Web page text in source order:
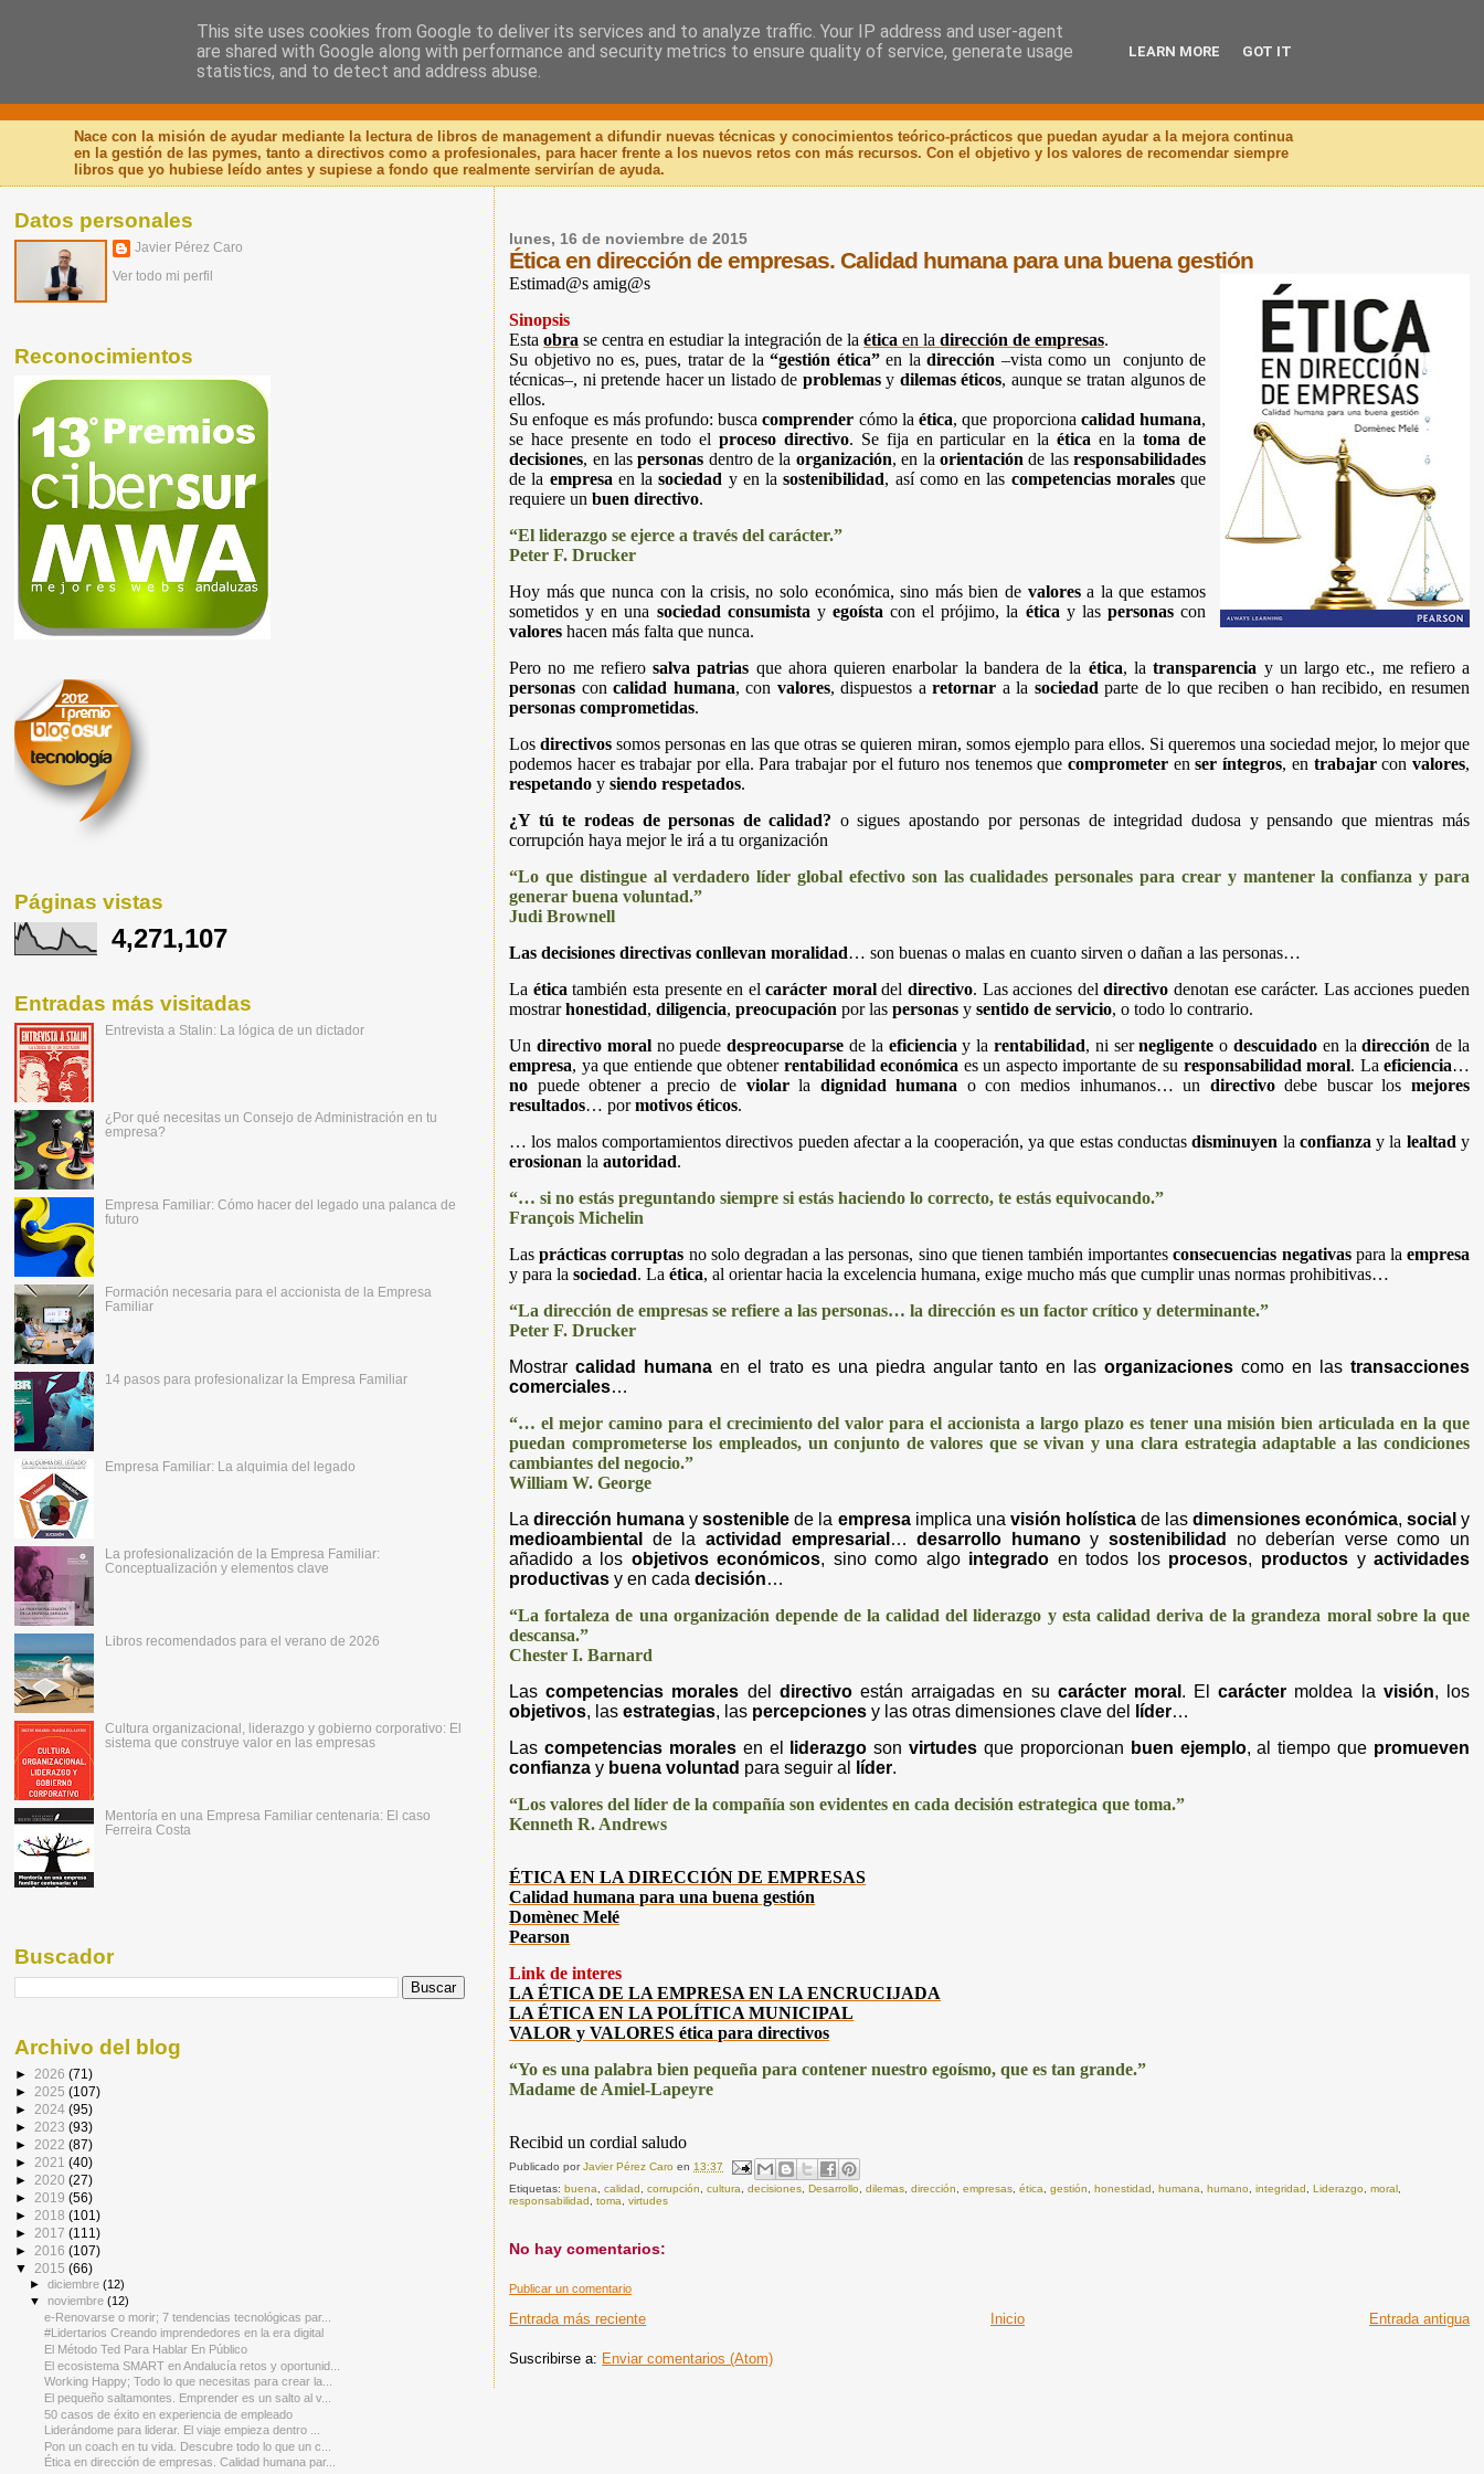
Nuevo Viernes - Nuevo Libro
Nace con la misión de ayudar mediante la lectura de libros de management a difundir nuevas técnicas y conocimientos teórico-prácticos que puedan ayudar a la mejora continua
en la gestión de las pymes, tanto a directivos como a profesionales, para hacer frente a los nuevos retos con más recursos. Con el objetivo y los valores de recomendar siempre
libros que yo hubiese leído antes y supiese a fondo que realmente servirían de ayuda.
lunes, 16 de noviembre de 2015
Ética en dirección de empresas. Calidad humana para una buena gestión
Estimad@s amig@s
Sinopsis
Estaobra se centra en estudiar la integración de laética en ladirección de empresas.
Su objetivo no es, pues, tratar de la“gestión ética”en ladirección –vista como un conjunto de
técnicas–, ni pretende hacer un listado de problemasy dilemas éticos, aunque se tratan algunos de
ellos.
Su enfoque es más profundo: buscacomprender cómo laética, que proporciona calidad humana,
se hace presente en todo el proceso directivo. Se fija en particular en laética en latoma de
decisiones, en laspersonas dentro de la organización, en la orientación de las responsabilidades
de la empresa en lasociedad y en lasostenibilidad, así como en las competencias moralesque
requiere unbuen directivo.
“El liderazgo se ejerce a través del carácter.”
Peter F. Drucker
Hoy más que nunca con la crisis, no solo económica, sino más bien de valoresa la que estamos
sometidos y en una sociedad consumista y egoísta con el prójimo, la ética y las personascon
valores hacen más falta que nunca.
Pero no me refierosalva patrias que ahora quieren enarbolar la bandera de la ética, latransparencia y un largo etc., me refiero a
personas concalidad humana, con valores, dispuestos aretornar a la sociedad parte de lo que reciben o han recibido, en resumen
personas comprometidas.
Losdirectivos somos personas en las que otras se quieren miran, somos ejemplo para ellos. Si queremos una sociedad mejor, lo mejor que
podemos hacer es trabajar por ella. Para trabajar por el futuro nos tenemos quecomprometer enser íntegros, en trabajarconvalores,
respetando ysiendo respetados.
¿Y tú te rodeas de personas de calidad? o sigues apostando por personas de integridad dudosa y pensando que mientras más
corrupción haya mejor le irá a tu organización
“Lo que distingue al verdadero líder global efectivo son las cualidades personales para crear y mantener la confianza y para
generar buena voluntad.”
Judi Brownell
Las decisiones directivas conllevan moralidad… son buenas o malas en cuanto sirven o dañan a las personas…
La ética también esta presente en elcarácter moraldeldirectivo. Las acciones deldirectivo denotan ese carácter. Las acciones pueden
mostrarhonestidad,diligencia,preocupación por laspersonas ysentido de servicio, o todo lo contrario.
Un directivo moralno puededespreocuparse de la eficiencia y larentabilidad, ni sernegligente odescuidado en ladirección de la
empresa, ya que entiende que obtener rentabilidad económica es un aspecto importante de su responsabilidad moral. Laeficiencia…
no puede obtener a precio de violarla dignidad humana o con medios inhumanos… un directivodebe buscar losmejores
resultados… pormotivos éticos.
… los malos comportamientos directivos pueden afectar a la cooperación, ya que estas conductasdisminuyen la confianza y la lealtad y
erosionan laautoridad.
“… si no estás preguntando siempre si estás haciendo lo correcto, te estás equivocando.”
François Michelin
Lasprácticas corruptas no solo degradan a las personas, sino que tienen también importantesconsecuencias negativaspara laempresa
y para lasociedad. Laética, al orientar hacia la excelencia humana, exige mucho más que cumplir unas normas prohibitivas…
“La dirección de empresas se refiere a las personas… la dirección es un factor crítico y determinante.”
Peter F. Drucker
Mostrarcalidad humana en el trato es una piedra angular tanto en lasorganizaciones como en lastransacciones
comerciales…
“… el mejor camino para el crecimiento del valor para el accionista a largo plazo es tener una misión bien articulada en la que
puedan comprometerse los empleados, un conjunto de valores que se vivan y una clara estrategia adaptable a las condiciones
cambiantes del negocio.”
William W. George
Ladirección humana ysostenible de la empresaimplica una visión holísticade las dimensiones económica,social y
medioambiental
de la actividad empresarial …desarrollo humanoy sostenibilidad
no deberían verse como un
añadido a los objetivos económicos, sino como algo integrado en todos los procesos, productosyactividades
productivas y en cadadecisión…
“La fortaleza de una organización depende de la calidad del liderazgo y esta calidad deriva de la grandeza moral sobre la que
descansa.”
Chester I. Barnard
Lascompetencias morales del directivoestán arraigadas en su carácter moral . Elcarácter moldea la visión, los
objetivos, lasestrategias, las percepciones y las otras dimensiones clave del líder…
Las competencias moralesen el liderazgo sonvirtudes que proporcionan buen ejemplo, al tiempo que promueven
confianza y buena voluntad para seguir al líder.
“Los valores del líder de la compañía son evidentes en cada decisión estrategica que toma.”
Kenneth R. Andrews
ÉTICA EN LA DIRECCIÓN DE EMPRESAS
Calidad humana para una buena gestión
Domènec Melé
Pearson
Link de interes
LA ÉTICA DE LA EMPRESA EN LA ENCRUCIJADA
LA ÉTICA EN LA POLÍTICA MUNICIPAL
VALOR y VALORES ética para directivos
“Yo es una palabra bien pequeña para contener nuestro egoísmo, que es tan grande.”
Madame de Amiel-Lapeyre
Recibid un cordial saludo
Publicado porJavier Pérez Caro en13:37
Etiquetas:buena ,calidad ,corrupción ,cultura ,decisiones ,Desarrollo ,dilemas ,dirección ,empresas ,ética ,gestión ,honestidad ,humana ,humano ,integridad ,Liderazgo ,moral
responsabilidad
,toma ,virtudes
No hay comentarios:
Publicar un comentario
Entrada más reciente Entrada antigua
Inicio
Suscribirse a: Enviar comentarios (Atom)
Datos personales
Javier Pérez Caro
Ver todo mi perfil
Reconocimientos
Páginas vistas
4,271,107
Entradas más visitadas
Entrevista a Stalin: La lógica de un dictador
¿Por qué necesitas un Consejo de Administración en tu
empresa?
Empresa Familiar: Cómo hacer del legado una palanca de
futuro
Formación necesaria para el accionista de la Empresa
Familiar
14 pasos para profesionalizar la Empresa Familiar
Empresa Familiar: La alquimia del legado
La profesionalización de la Empresa Familiar:
Conceptualización y elementos clave
Libros recomendados para el verano de 2026
Cultura organizacional, liderazgo y gobierno corporativo: El
sistema que construye valor en las empresas
Mentoría en una Empresa Familiar centenaria: El caso
Ferreira Costa
Buscador
Archivo del blog
► 2026 (71)
► 2025 (107)
► 2024 (95)
► 2023 (93)
► 2022 (87)
► 2021 (40)
► 2020 (27)
► 2019 (56)
► 2018 (101)
► 2017 (111)
► 2016 (107)
▼ 2015 (66)
►diciembre(12)
▼ noviembre(12)
e-Renovarse o morir; 7 tendencias tecnológicas par...
#Lidertarios Creando imprendedores en la era digital
El Método Ted Para Hablar En Público
El ecosistema SMART en Andalucía retos y oportunid...
Working Happy; Todo lo que necesitas para crear la...
El pequeño saltamontes. Emprender es un salto al v...
50 casos de éxito en experiencia de empleado
Liderándome para liderar. El viaje empieza dentro ...
Pon un coach en tu vida. Descubre todo lo que un c...
Ética en dirección de empresas. Calidad humana par...
This site uses cookies from Google to deliver its services and to analyze traffic. Your IP address and user-agent
are shared with Google along with performance and security metrics to ensure quality of service, generate usage
statistics, and to detect and address abuse.
LEARN MORE GOT IT